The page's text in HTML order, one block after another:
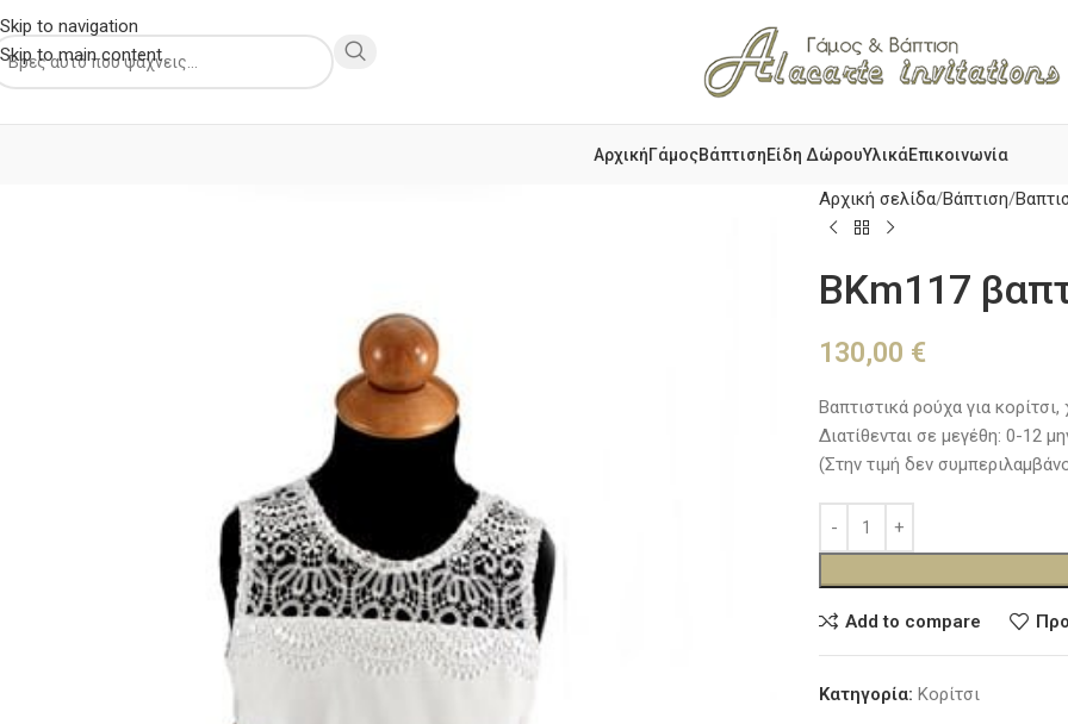
Skip to navigation
Skip to main content
ΑρχικήΓάμοςΒάπτισηΕίδη ΔώρουΥλικάΕπικοινωνία
Αρχική σελίδα Βάπτιση
BKm117
130,00 €
Βαπτιστικά ρούχα για
Διατίθενται σε μεγέθη: 0-12
(Στην τιμή δεν
Add to compare
Κατηγορία: Κορίτσι